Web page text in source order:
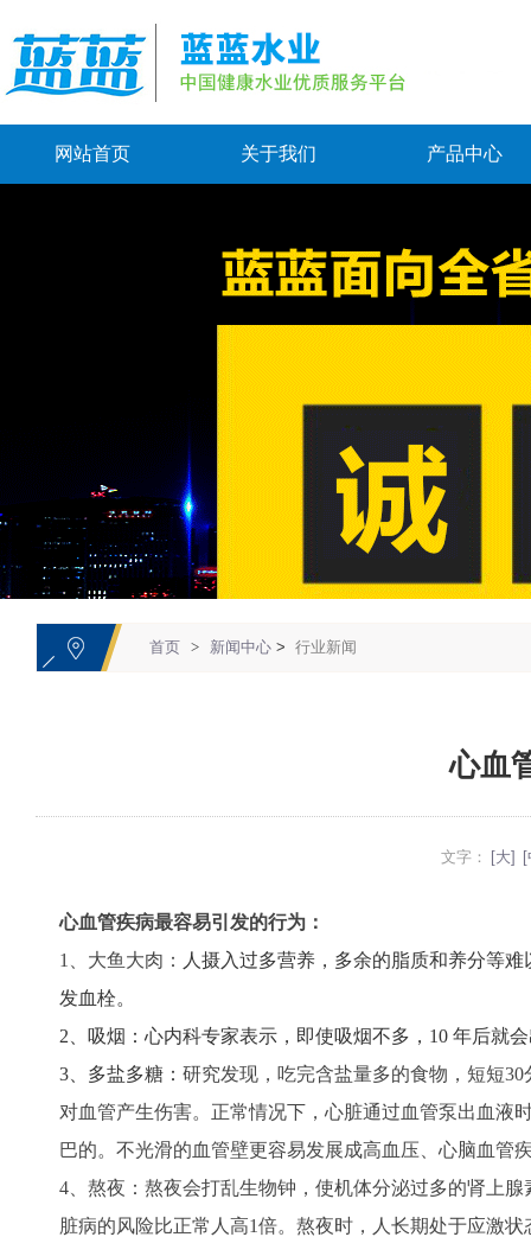
网站首页 关于我们 产品中心
1
首页 > 新闻中心 > 行业新闻
心血
文字： [大]
心血管疾病最容易引发的行为：
1、大鱼大肉：
人摄入过多营养，多余的脂质和养分等
发血栓。
2、吸烟： 心内科专家表示，即使吸烟不多，10 年后就
3、多盐多糖： 研究发现，吃完含盐量多的食物，短短
对血管产生伤害。正常情况下，心脏通过血管泵出血液
巴的。不光滑的血管壁更容易发展成高血压、心脑血管
4、熬夜： 熬夜会打乱生物钟，使机体分泌过多的肾上
脏病的风险比正常人高1倍。 熬夜时，人长期处于应激